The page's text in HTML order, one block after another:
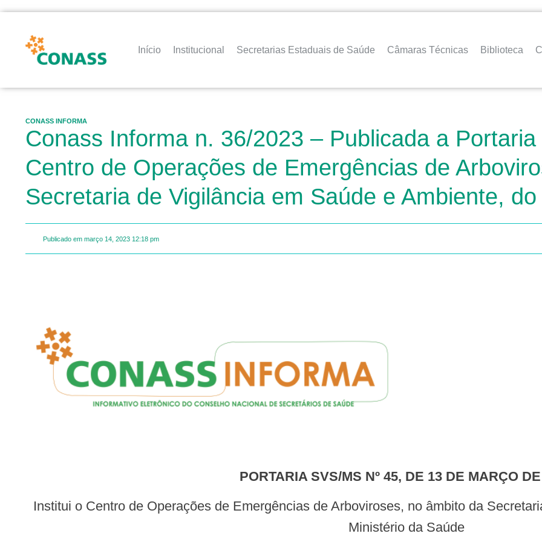
Início Institucional Secretarias Estaduais de Saúde Câmaras Técnicas Biblioteca
CONASS INFORMA
Conass Informa n. 36/2023 – Publicada a
Centro de Operações de Emergências de
Secretaria de Vigilância em Saúde e Ambiente,
Publicado em março 14, 2023 12:18 pm
PORTARIA SVS/MS Nº 45, DE 13 DE MARÇO
Institui o Centro de Operações de Emergências de Arboviroses, no âmbito da Secretaria de Vigilância em Saúde e Ambiente, do
Ministério da Saúde